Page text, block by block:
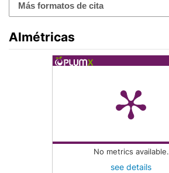
Más formatos de cita
Almétricas
No metrics available.
see details